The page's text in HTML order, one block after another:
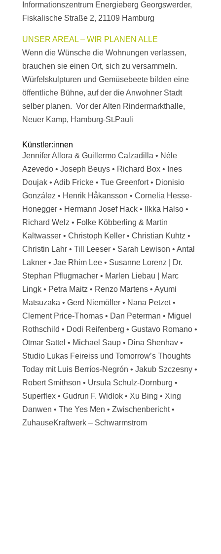
Informationszentrum Energieberg Georgswerder,
Fiskalische Straße 2, 21109 Hamburg
UNSER AREAL – WIR PLANEN ALLE
Wenn die Wünsche die Wohnungen verlassen,
brauchen sie einen Ort, sich zu versammeln.
Würfelskulpturen und Gemüsebeete bilden eine
öffentliche Bühne, auf der die Anwohner Stadt
selber planen. Vor der Alten Rindermarkthalle,
Neuer Kamp, Hamburg-St.Pauli
Künstler:innen
Jennifer Allora & Guillermo Calzadilla • Néle
Azevedo • Joseph Beuys • Richard Box • Ines
Doujak • Adib Fricke • Tue Greenfort • Dionisio
González • Henrik Håkansson • Cornelia Hesse-
Honegger • Hermann Josef Hack • Ilkka Halso •
Richard Welz • Folke Köbberling & Martin
Kaltwasser • Christoph Keller • Christian Kuhtz •
Christin Lahr • Till Leeser • Sarah Lewison • Antal
Lakner • Jae Rhim Lee • Susanne Lorenz | Dr.
Stephan Pflugmacher • Marlen Liebau | Marc
Lingk • Petra Maitz • Renzo Martens • Ayumi
Matsuzaka • Gerd Niemöller • Nana Petzet •
Clement Price-Thomas • Dan Peterman • Miguel
Rothschild • Dodi Reifenberg • Gustavo Romano •
Otmar Sattel • Michael Saup • Dina Shenhav •
Studio Lukas Feireiss und Tomorrow’s Thoughts
Today mit Luis Berríos-Negrón • Jakub Szczesny •
Robert Smithson • Ursula Schulz-Dornburg •
Superflex • Gudrun F. Widlok • Xu Bing • Xing
Danwen • The Yes Men • Zwischenbericht •
ZuhauseKraftwerk – Schwarmstrom